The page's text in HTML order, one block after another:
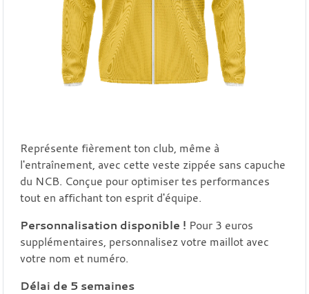
Représente fièrement ton club, même à
l'entraînement, avec cette veste zippée sans capuche
du NCB. Conçue pour optimiser tes performances
tout en affichant ton esprit d'équipe.
Personnalisation disponible ! Pour 3 euros
supplémentaires, personnalisez votre maillot avec
votre nom et numéro.
Délai de 5 semaines